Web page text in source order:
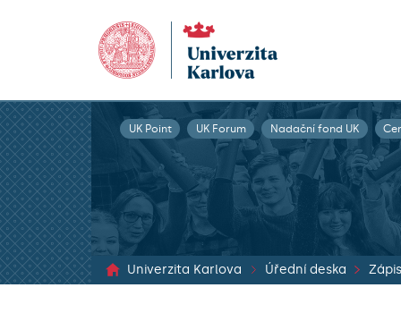
UK Point UK Forum Nadační fond UK
Univerzita Karlova Úřední deska